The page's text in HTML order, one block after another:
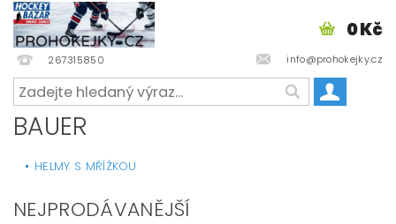
267315850 info@prohokejky.cz
0 Kč
BAUER
HELMY S MŘÍŽKOU
NEJPRODÁVANĚJŠÍ